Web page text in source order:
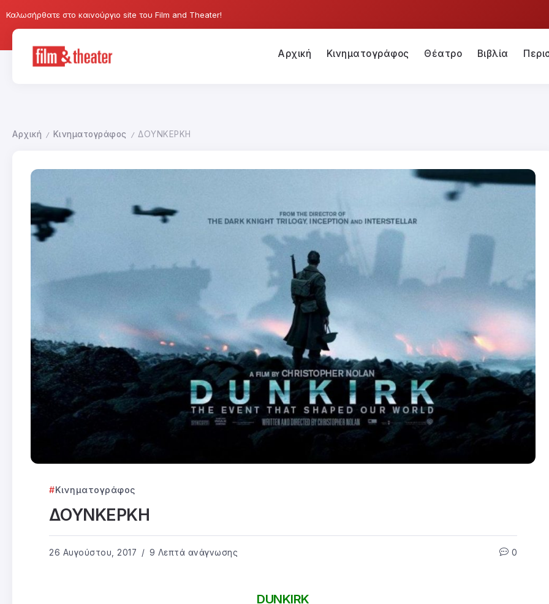
Καλωσήρθατε στο καινούργιο site του Film and Theater!
Αρχική Κινηματογράφος Θέατρο Βιβλία
Αρχική / Κινηματογράφος / ΔΟΥΝΚΕΡΚΗ
Κινηματογράφος
ΔΟΥΝΚΕΡΚΗ
26 Αυγούστου, 2017 9 Λεπτά ανάγνωσης 0
DUNKIRK